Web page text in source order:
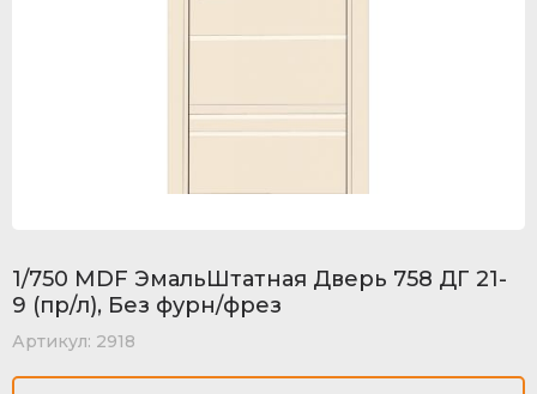
1/750 MDF ЭмальШтатная Дверь 758 ДГ 21-
9 (пр/л), Без фурн/фрез
Артикул: 2918